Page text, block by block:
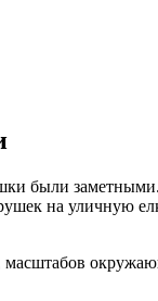
были
на уличную